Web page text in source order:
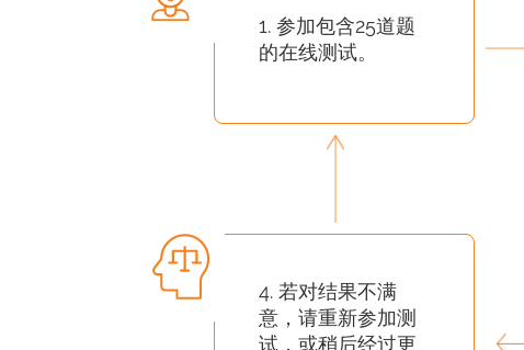
1. 参加包含25道题
的在线测试。
4. 若对结果不满
意，请重新参加测
试，或稍后经过更